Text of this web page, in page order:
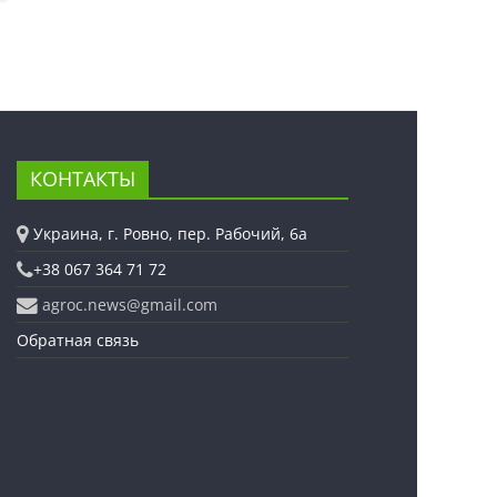
КОНТАКТЫ
Украина, г. Ровно, пер. Рабочий, 6а
+38 067 364 71 72
agroc.news@gmail.com
Обратная связь